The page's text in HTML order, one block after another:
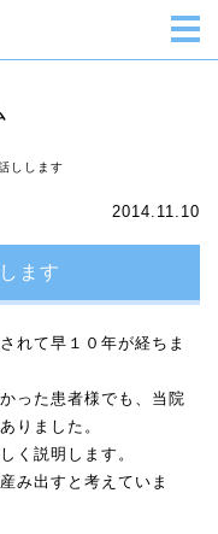
しします
2014.11.10
ます
れて早１０年が経ちま
った患者様でも、当院
りました。
く説明します。
み出すと考えていま